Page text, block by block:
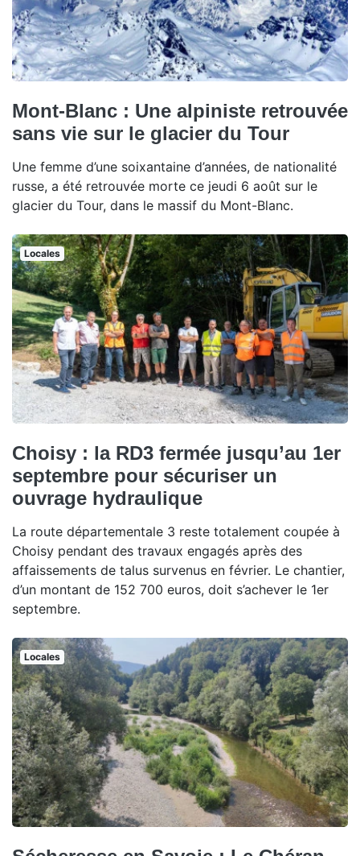
Mont-Blanc : Une alpiniste retrouvée
sans vie sur le glacier du Tour
Une femme d’une soixantaine d’années, de nationalité
russe, a été retrouvée morte ce jeudi 6 août sur le
glacier du Tour, dans le massif du Mont-Blanc.
Locales
Choisy : la RD3 fermée jusqu’au 1er
septembre pour sécuriser un
ouvrage hydraulique
La route départementale 3 reste totalement coupée à
Choisy pendant des travaux engagés après des
affaissements de talus survenus en février. Le chantier,
d’un montant de 152 700 euros, doit s’achever le 1er
septembre.
Locales